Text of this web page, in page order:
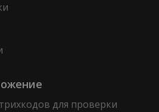
для проверки